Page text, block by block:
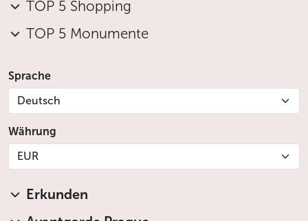
TOP 5 Shopping
TOP 5 Monumente
Sprache
Deutsch
Währung
EUR
Erkunden